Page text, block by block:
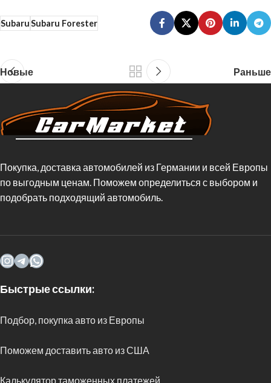
SubaruSubaru Forester
Новые Раньше
Покупка, доставка автомобилей из Германии и всей Европы
по выгодным ценам. Поможем определиться с выбором и
подобрать подходящий автомобиль.
Быстрые ссылки:
Подбор, покупка авто из Европы
Поможем доставить авто из США
Калькулятор таможенных платежей